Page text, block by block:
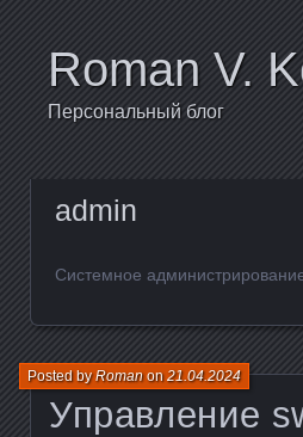
Roman V.
Персональный блог
admin
Системное
Управление
Posted byRomanon21.04.2024